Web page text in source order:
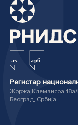
Регистар
Жоржа Клемансоа 18а/I
Београд, Србија